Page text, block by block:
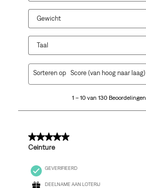
Gewicht
Taal
130
1 – 10 van 130 Beoordelingen
Sorteren op Score (van hoog naar laag)
5 van 5 sterren.
Ceinture
GEVERIFIEERD
DEELNAME AAN LOTERIJ